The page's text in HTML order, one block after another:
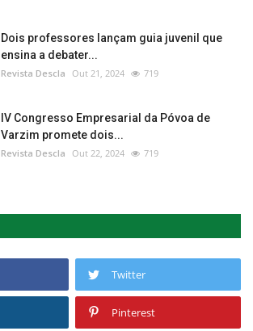
Dois professores lançam guia juvenil que
ensina a debater...
Revista Descla Out 21, 2024 719
IV Congresso Empresarial da Póvoa de
Varzim promete dois...
Revista Descla Out 22, 2024 719
Twitter
Pinterest